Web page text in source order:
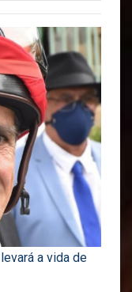
a vida de